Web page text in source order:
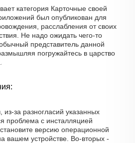
категория Карточные своей
был опубликован для
расслабления от своих
Не надо ожидать чего-то
представитель данной
погружайтесь в царство
из-за разногласий указанных
проблема с инсталляцией
версию операционной
вашем устройстве. Во-вторых -